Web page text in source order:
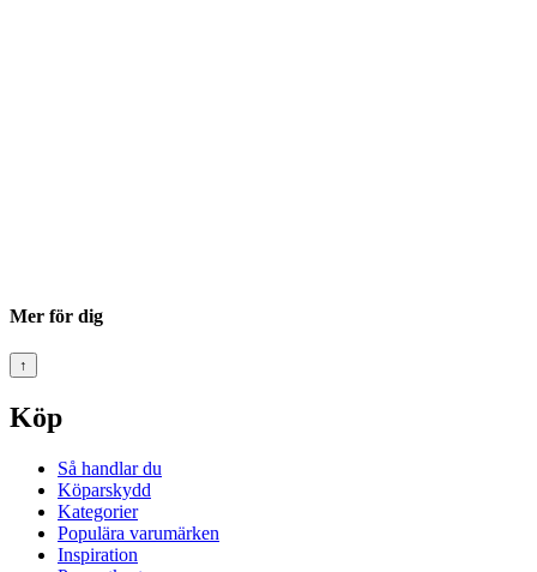
Mer för dig
↑
Köp
Så handlar du
Köparskydd
Kategorier
Populära varumärken
Inspiration